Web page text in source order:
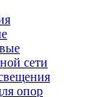
сети
опор